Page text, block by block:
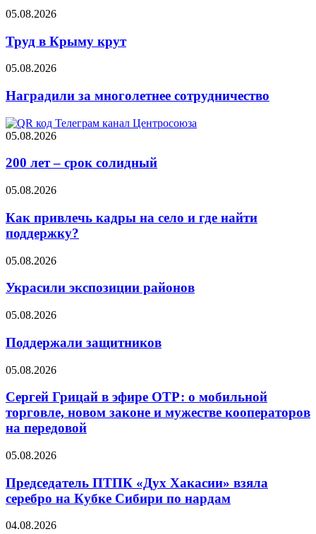
05.08.2026
Труд в Крыму крут
05.08.2026
Наградили за многолетнее сотрудничество
05.08.2026
200 лет – срок солидный
05.08.2026
Как привлечь кадры на село и где найти
поддержку?
05.08.2026
Украсили экспозиции районов
05.08.2026
Поддержали защитников
05.08.2026
Сергей Грицай в эфире ОТР: о мобильной
торговле, новом законе и мужестве кооператоров
на передовой
05.08.2026
Председатель ПТПК «Дух Хакасии» взяла
серебро на Кубке Сибири по нардам
04.08.2026